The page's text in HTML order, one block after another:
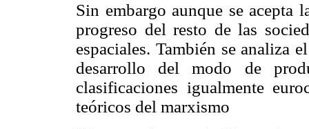
Sin embargo aunque se acepta
progreso del resto de las
espaciales. También se analiza
desarrollo del modo de
clasificaciones igualmente
teóricos del marxismo